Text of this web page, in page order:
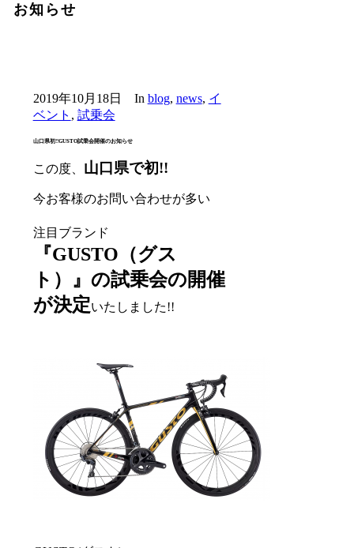
お知らせ
2019年10月18日 In blog, news, イ
ベント , 試乗会
山口県初!!GUSTO試乗会開催のお知らせ
この度、 山口県で初!!
今お客様のお問い合わせが多い
注目ブラン ド
『GUSTO（グス
ト）』の試乗会の開催
が決定いたしました!!